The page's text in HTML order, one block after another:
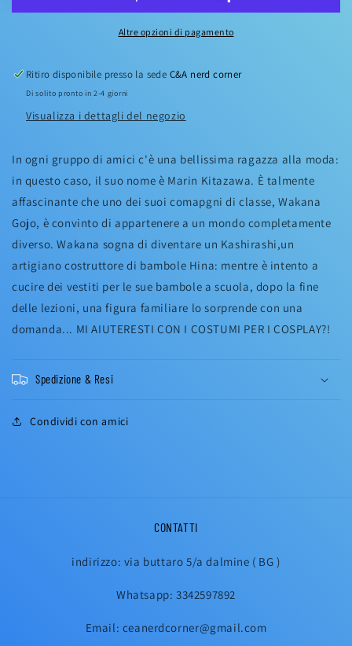
Altre opzioni di pagamento
Ritiro disponibile presso la sede C&A nerd corner
Di solito pronto in 2-4 giorni
Visualizza i dettagli del negozio
In ogni gruppo di amici c'è una bellissima ragazza alla moda:
in questo caso, il suo nome è Marin Kitazawa. È talmente
affascinante che uno dei suoi comapgni di classe, Wakana
Gojo, è convinto di appartenere a un mondo completamente
diverso. Wakana sogna di diventare un Kashirashi,un
artigiano costruttore di bambole Hina: mentre è intento a
cucire dei vestiti per le sue bambole a scuola, dopo la fine
delle lezioni, una figura familiare lo sorprende con una
domanda... MI AIUTERESTI CON I COSTUMI PER I COSPLAY?!
Spedizione & Resi
Condividi con amici
CONTATTI
indirizzo: via buttaro 5/a dalmine ( BG )
Whatsapp: 3342597892
Email: ceanerdcorner@gmail.com